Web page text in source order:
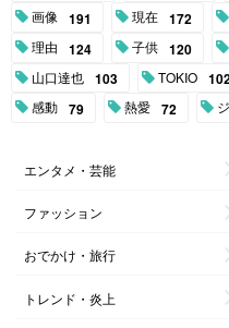
画像 191 現在 172
理由 124 子供 120
山口達也 103 TOKIO
感動 79 熱愛 72
エンタメ・芸能
ファッション
おでかけ・旅行
トレンド・炎上